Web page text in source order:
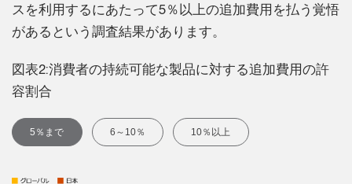
スを利用するにあたって5％以上の追加費用を払う覚悟
があるという調査結果があります。
図表2:消費者の持続可能な製品に対する追加費用の許
容割合
5％まで 6～10％ 10％以上